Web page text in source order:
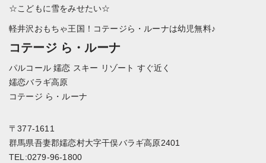
☆こどもに雪をみせたい☆
軽井沢おもちゃ王国！コテージら・ルーナは幼児無料♪
コテージ ら・ルーナ
パルコール 嬬恋 スキー リゾート すぐ近く
嬬恋バラギ高原
コテージ ら・ルーナ
〒377-1611
群馬県吾妻郡嬬恋村大字干俣バラギ高原2401
TEL:0279-96-1800